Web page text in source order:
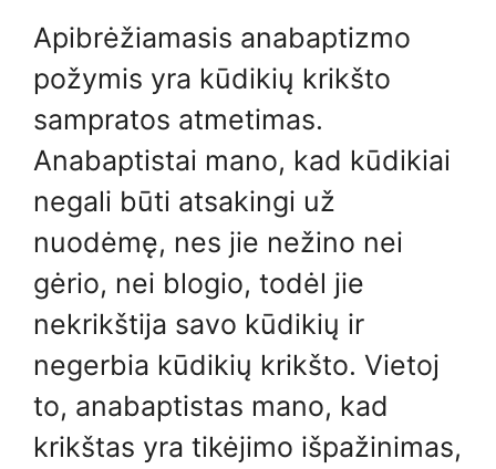
Apibrėžiamasis anabaptizmo
požymis yra kūdikių krikšto
sampratos atmetimas.
Anabaptistai mano, kad kūdikiai
negali būti atsakingi už
nuodėmę, nes jie nežino nei
gėrio, nei blogio, todėl jie
nekrikštija savo kūdikių ir
negerbia kūdikių krikšto. Vietoj
to, anabaptistas mano, kad
krikštas yra tikėjimo išpažinimas,